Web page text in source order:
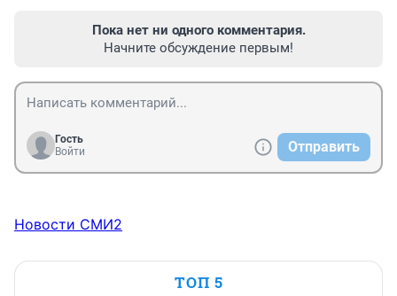
Пока нет ни одного комментария.
Начните обсуждение первым!
Гость
Войти
Отправить
Новости СМИ2
ТОП 5